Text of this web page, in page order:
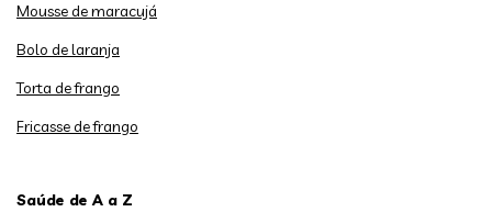
Mousse de maracujá
Bolo de laranja
Torta de frango
Fricasse de frango
Saúde de A a Z